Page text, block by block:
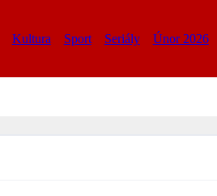
Kultura Sport Seriály Únor 2026